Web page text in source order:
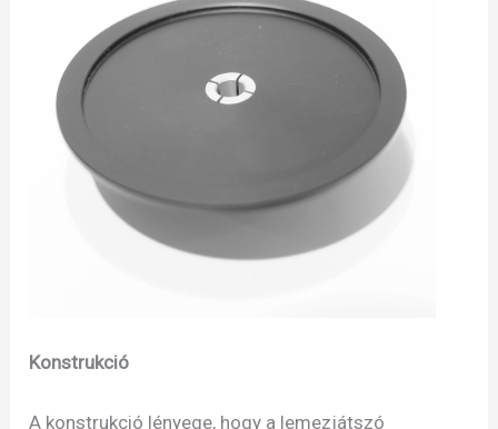
Konstrukció
A konstrukció lényege, hogy a lemezjátszó